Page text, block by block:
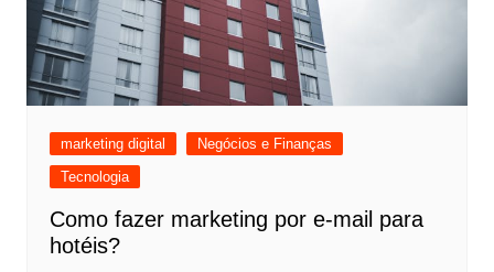
marketing digital
Negócios e Finanças
Tecnologia
Como fazer marketing por e-mail para
hotéis?